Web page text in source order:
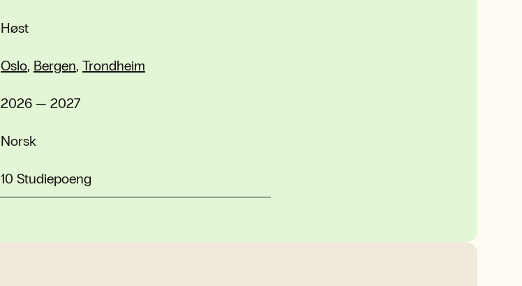
Høst
Oslo, Bergen, Trondheim
2026 — 2027
Norsk
10 Studiepoeng